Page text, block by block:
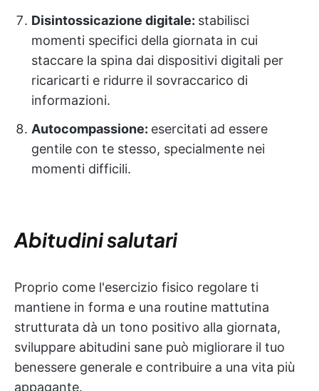
Disintossicazione digitale: stabilisci
momenti specifici della giornata in cui
staccare la spina dai dispositivi digitali per
ricaricarti e ridurre il sovraccarico di
informazioni.
Autocompassione: esercitati ad essere
gentile con te stesso, specialmente nei
momenti difficili.
Abitudini salutari
Proprio come l'esercizio fisico regolare ti
mantiene in forma e una routine mattutina
strutturata dà un tono positivo alla giornata,
sviluppare abitudini sane può migliorare il tuo
benessere generale e contribuire a una vita più
appagante.